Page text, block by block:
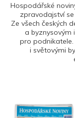
Hospodářské
zpravodajství
Ze všech českých
a byznysovým
pro podnikatele.
i světovými